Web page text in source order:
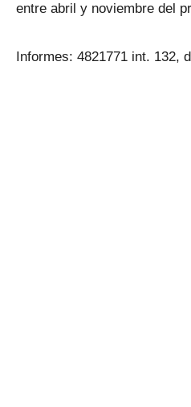
entre abril y noviembre del
Informes: 4821771 int. 132,